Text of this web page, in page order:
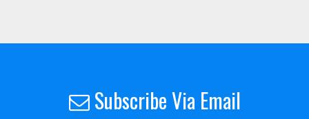
Subscribe Via Email